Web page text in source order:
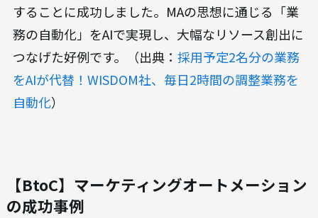
することに成功しました。MAの思想に通じる「業
務の自動化」をAIで実現し、大幅なリソース創出に
つなげた好例です。（出典： 採用予定2名分の業務
をAIが代替！WISDOM社、毎日2時間の調整業務を
自動化）
【BtoC】マーケティングオートメーション
の成功事例